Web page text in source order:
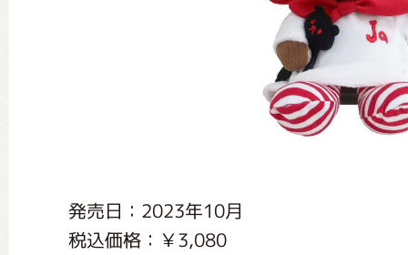
発売日：2023年10月
税込価格：￥3,080
おたのしみコンテンツ(クイズ・
チア ジャッキーズ！
くまのがっこう しょくいんしつ